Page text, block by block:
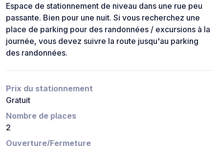
Espace de stationnement de niveau dans une rue peu
passante. Bien pour une nuit. Si vous recherchez une
place de parking pour des randonnées / excursions à la
journée, vous devez suivre la route jusqu'au parking
des randonnées.
Prix du stationnement
Gratuit
Nombre de places
2
Ouverture/Fermeture